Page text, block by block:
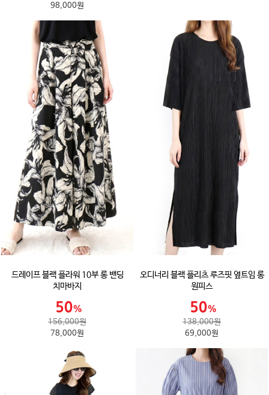
98,000원
드레이프 블랙 플라워 10부 롱 밴딩
치마바지
156,000원
78,000원
오디너리 블랙 플리츠 루즈핏 옆트임 롱
원피스
138,000원
69,000원